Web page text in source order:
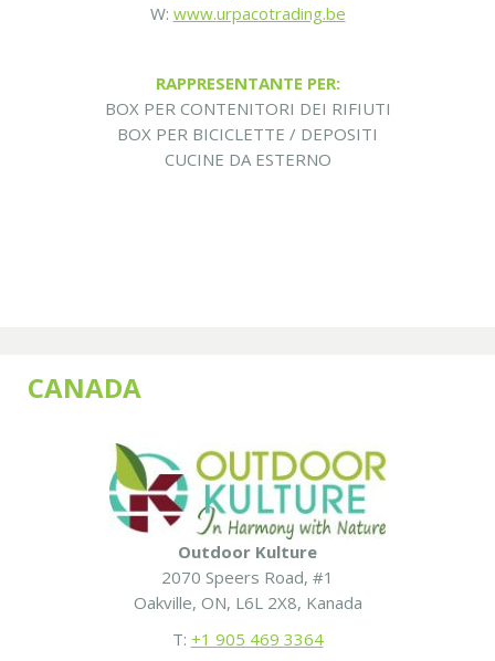
W: www.urpacotrading.be
RAPPRESENTANTE PER:
BOX PER CONTENITORI DEI RIFIUTI
BOX PER BICICLETTE / DEPOSITI
CUCINE DA ESTERNO
CANADA
Outdoor Kulture
2070 Speers Road, #1
Oakville, ON, L6L 2X8, Kanada
T: +1 905 469 3364